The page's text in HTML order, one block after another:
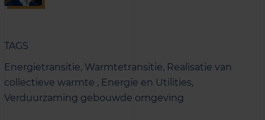
TAGS
Energietransitie, Warmtetransitie, Realisatie van
collectieve warmte , Energie en Utilities,
Verduurzaming gebouwde omgeving